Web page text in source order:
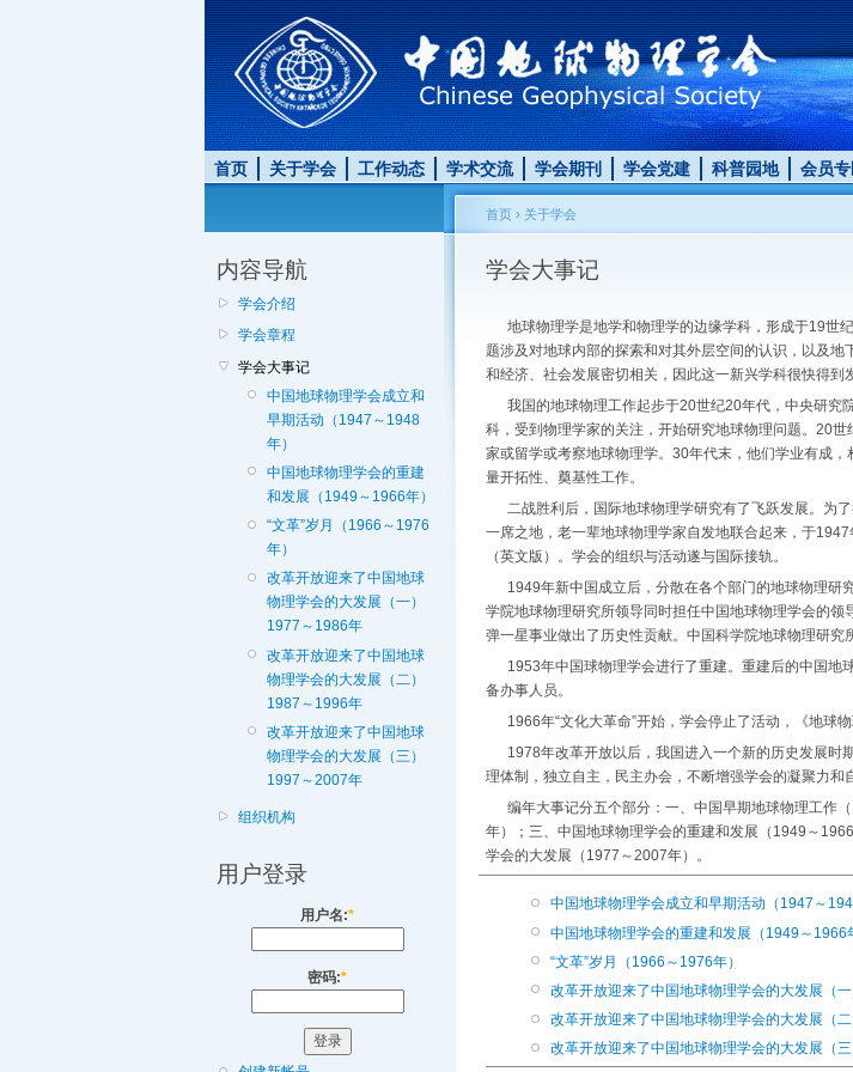
首页 关于学会 工作动态 学术交流 学会期刊 学会党建 科普园地 会员
内容导航
学会介绍
学会章程
学会大事记
中国地球物理学会成立和
早期活动（1947～1948
年）
中国地球物理学会的重建
和发展（1949～1966年）
“文革”岁月（1966～1976
年）
改革开放迎来了中国地球
物理学会的大发展（一）
1977～1986年
改革开放迎来了中国地球
物理学会的大发展（二）
1987～1996年
改革开放迎来了中国地球
物理学会的大发展（三）
1997～2007年
组织机构
用户登录
用户名:*
密码:*
首页 › 关于学会
学会大事记
地球物理学是地学和物理学的边缘学科，形成于19世
题涉及对地球内部的探索和对其外层空间的认识，以及
和经济、社会发展密切相关，因此这一新兴学科很快得到
我国的地球物理工作起步于20世纪20年代，中央研究
科，受到物理学家的关注，开始研究地球物理问题。20
家或留学或考察地球物理学。30年代末，他们学业有成
量开拓性、奠基性工作。
二战胜利后，国际地球物理学研究有了飞跃发展。为
一席之地，老一辈地球物理学家自发地联合起来，于
（英文版）。学会的组织与活动遂与国际接轨。
1949年新中国成立后，分散在各个部门的地球物理研
学院地球物理研究所领导同时担任中国地球物理学会的
弹一星事业做出了历史性贡献。中国科学院地球物理研究
1953年中国球物理学会进行了重建。重建后的中国地
备办事人员。
1966年“文化大革命”开始，学会停止了活动，《地球物
1978年改革开放以后，我国进入一个新的历史发展时
理体制，独立自主，民主办会，不断增强学会的凝聚力和
编年大事记分五个部分：一、中国早期地球物理工作
年）；三、中国地球物理学会的重建和发展（1949～
学会的大发展（1977～2007年）。
中国地球物理学会成立和早期活动（1947～
中国地球物理学会的重建和发展（1949～1966
“文革”岁月（1966～1976年）
改革开放迎来了中国地球物理学会的大发展（
改革开放迎来了中国地球物理学会的大发展（
改革开放迎来了中国地球物理学会的大发展（